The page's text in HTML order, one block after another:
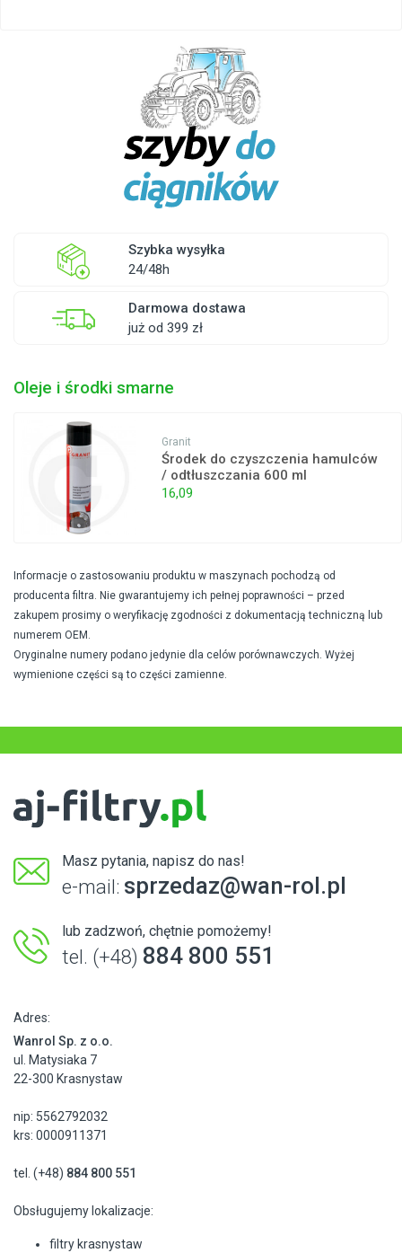
Szybka wysyłka
24/48h
Darmowa dostawa
już od 399 zł
Oleje i środki smarne
Granit
Środek do czyszczenia hamulców
/ odtłuszczania 600 ml
16,09
Informacje o zastosowaniu produktu w maszynach pochodzą od
producenta filtra. Nie gwarantujemy ich pełnej poprawności – przed
zakupem prosimy o weryfikację zgodności z dokumentacją techniczną lub
numerem OEM.
Oryginalne numery podano jedynie dla celów porównawczych. Wyżej
wymienione części są to części zamienne.
Masz pytania, napisz do nas!
e-mail: sprzedaz@wan-rol.pl
lub zadzwoń, chętnie pomożemy!
tel. (+48) 884 800 551
Adres:
Wanrol Sp. z o.o.
ul. Matysiaka 7
22-300 Krasnystaw
nip: 5562792032
krs: 0000911371
tel. (+48) 884 800 551
Obsługujemy lokalizacje:
filtry krasnystaw